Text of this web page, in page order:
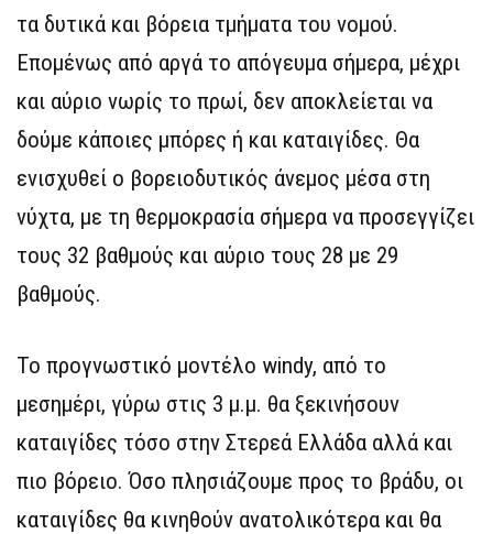
τα δυτικά και βόρεια τμήματα του νομού.
Επομένως από αργά το απόγευμα σήμερα, μέχρι
και αύριο νωρίς το πρωί, δεν αποκλείεται να
δούμε κάποιες μπόρες ή και καταιγίδες. Θα
ενισχυθεί ο βορειοδυτικός άνεμος μέσα στη
νύχτα, με τη θερμοκρασία σήμερα να προσεγγίζει
τους 32 βαθμούς και αύριο τους 28 με 29
βαθμούς.
Το προγνωστικό μοντέλο windy, από το
μεσημέρι, γύρω στις 3 μ.μ. θα ξεκινήσουν
καταιγίδες τόσο στην Στερεά Ελλάδα αλλά και
πιο βόρειο. Όσο πλησιάζουμε προς το βράδυ, οι
καταιγίδες θα κινηθούν ανατολικότερα και θα